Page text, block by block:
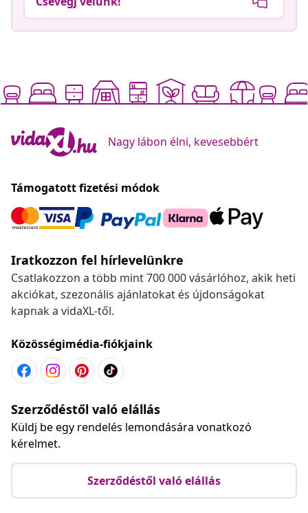
Nagy lábon élni, kevesebbért
Támogatott fizetési módok
Iratkozzon fel hírlevelünkre
Csatlakozzon a több mint 700 000 vásárlóhoz, akik heti
akciókat, szezonális ajánlatokat és újdonságokat
kapnak a vidaXL-től.
Közösségimédia-fiókjaink
Szerződéstől való elállás
Küldj be egy rendelés lemondására vonatkozó
kérelmet.
Szerződéstől való elállás